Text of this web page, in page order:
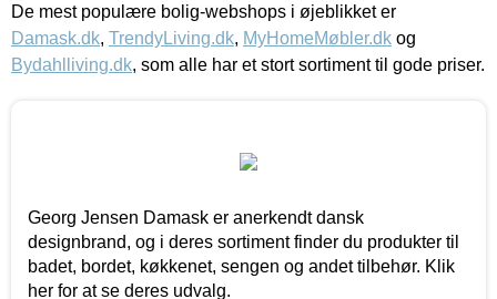
De mest populære bolig-webshops i øjeblikket er
Damask.dk, TrendyLiving.dk, MyHomeMøbler.dk og
Bydahlliving.dk, som alle har et stort sortiment til gode priser.
Georg Jensen Damask er anerkendt dansk
designbrand, og i deres sortiment finder du produkter til
badet, bordet, køkkenet, sengen og andet tilbehør. Klik
her for at se deres udvalg.